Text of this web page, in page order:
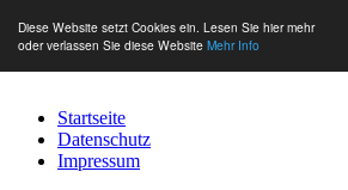
Diese Website setzt Cookies ein. Lesen Sie hier mehr
oder verlassen Sie diese Website Mehr Info
Startseite
Datenschutz
Impressum